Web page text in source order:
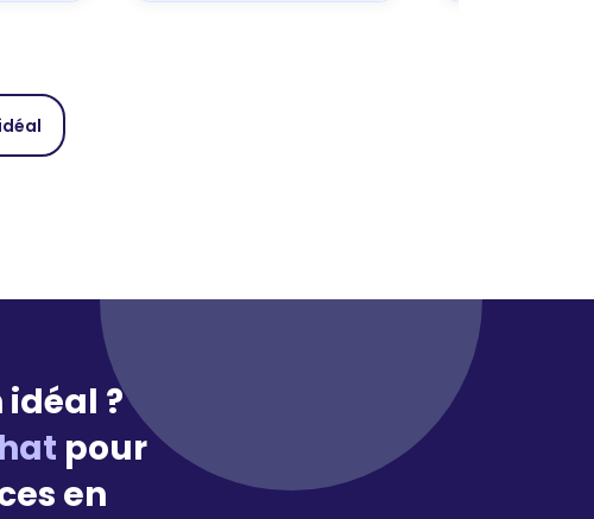
?
pour
en